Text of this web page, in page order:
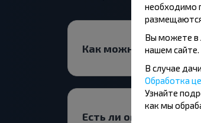
Как можно
Есть ли
необходимо
Вы можете в
нашем сайте.
В случае
Обработка
Узнайте
как мы